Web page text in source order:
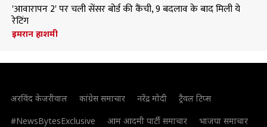
'आवारापन 2' पर चली सेंसर बोर्ड की कैंची, 9 बदलाव के बाद मिली ये
रेटिंग
इमरान हाशमी
अरविंद केजरीवाल कांग्रेस समाचार नरेंद्र मोदी
ट्रैवल टिप्स
#NewsBytesExclusive
आम आदमी पार्टी समाचार
भाजपा समाचार